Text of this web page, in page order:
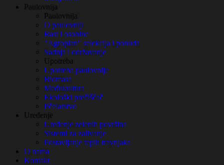
Paulovnija
Paulovnija
O paulovniji
Rast i osobine
"Agroplan" selekcija i ponuda
Sadnja i održavanje
Upotreba
Upotreba paulovnije
Biomasa
Međukultura
Ekološki prečišćač
Pčelarstvo
Uređenje
Uređenje zelenih površina
Sistemi za zalivanje
Postavljanje tepih travnjaka
O nama
Kontakt